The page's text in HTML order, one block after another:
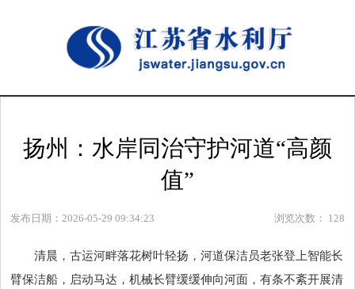
扬州：水岸同治守护河道“高颜
值”
发布日期：2026-05-29 09:34:23 浏览次数： 128
清晨，古运河畔落花树叶轻扬，河道保洁员老张登上智能长
臂保洁船，启动马达，机械长臂缓缓伸向河面，有条不紊开展清